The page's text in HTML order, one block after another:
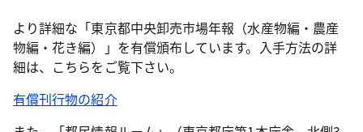
より詳細な「東京都中央卸売市場年報（水産物編・農産
物編・花き編）」を有償頒布しています。入手方法の詳
細は、こちらをご覧下さい。
有償刊行物の紹介